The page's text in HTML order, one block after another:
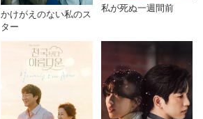
かけがえのない私のス
ター
私が死ぬ一週間前